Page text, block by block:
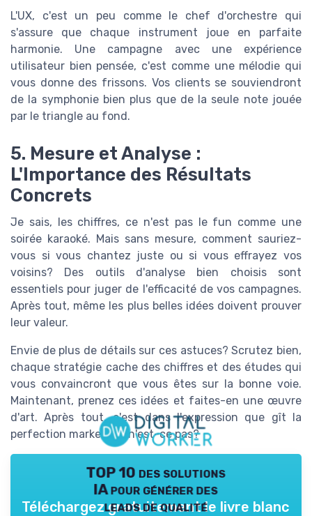
L'UX, c'est un peu comme le chef d'orchestre qui
s'assure que chaque instrument joue en parfaite
harmonie. Une campagne avec une expérience
utilisateur bien pensée, c'est comme une mélodie qui
vous donne des frissons. Vos clients se souviendront
de la symphonie bien plus que de la seule note jouée
par le triangle au fond.
5. Mesure et Analyse :
L'Importance des Résultats
Concrets
Je sais, les chiffres, ce n'est pas le fun comme une
soirée karaoké. Mais sans mesure, comment sauriez-
vous si vous chantez juste ou si vous effrayez vos
voisins? Des outils d'analyse bien choisis sont
essentiels pour juger de l'efficacité de vos campagnes.
Après tout, même les plus belles idées doivent prouver
leur valeur.
Envie de plus de détails sur ces astuces? Scrutez bien,
chaque stratégie cache des chiffres et des études qui
vous convaincront que vous êtes sur la bonne voie.
Maintenant, prenez ces idées et faites-en une œuvre
d'art. Après tout, c'est dans l'expression que gît la
perfection marketing, n'est-ce pas?
TOP 10 des solutions
IA pour générer des
leads de qualité
Téléchargez gratuitement le livre blanc